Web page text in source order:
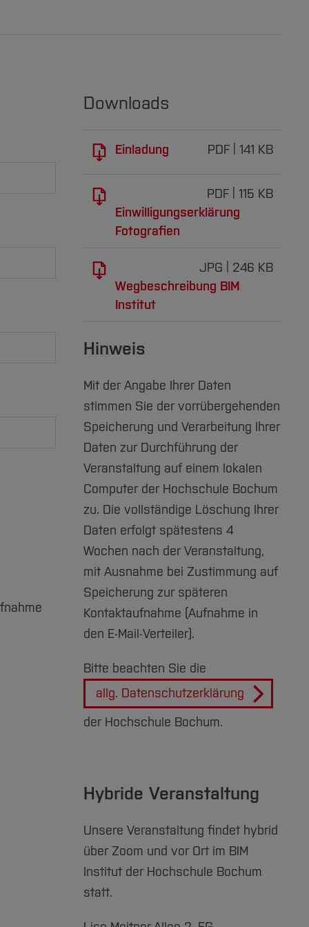
Downloads
PDF 141 KB
Einladung
PDF
115 KB
Einwilligungserklärung
Fotografien
JPG
246 KB
Wegbeschreibung BIM
Institut
Hinweis
Mit der Angabe Ihrer Daten
stimmen Sie der vorrübergehenden
Speicherung und Verarbeitung Ihrer
Daten zur Durchführung der
Veranstaltung auf einem lokalen
Computer der Hochschule Bochum
zu. Die vollständige Löschung Ihrer
Daten erfolgt spätestens 4
Wochen nach der Veranstaltung,
mit Ausnahme bei Zustimmung auf
Speicherung zur späteren
Kontaktaufnahme (Aufnahme in
den E-Mail-Verteiler).
Bitte beachten Sie die
allg. Datenschutzerklärung
der Hochschule Bochum.
Hybride Veranstaltung
Unsere Veranstaltung findet hybrid
über Zoom und vor Ort im BIM
Institut der Hochschule Bochum
statt.